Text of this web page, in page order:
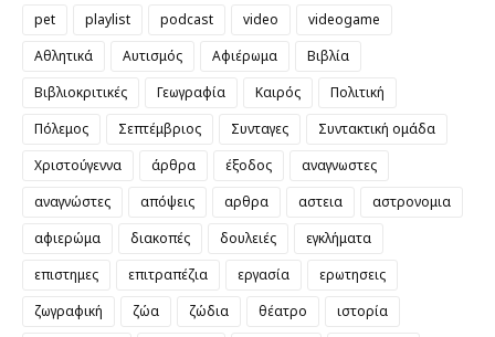
pet
playlist podcast video
videogame
Αθλητικά
Αυτισμός Αφιέρωμα
Βιβλία
Βιβλιοκριτικές
Γεωγραφία Καιρός
Πολιτική
Πόλεμος
Σεπτέμβριος Συνταγες
Συντακτική ομάδα
Χριστούγεννα
άρθρα έξοδος
αναγνωστες
αναγνώστες
απόψεις αρθρα αστεια
αστρονομια
αφιερώμα
διακοπές δουλειές
εγκλήματα
επιστημες
επιτραπέζια εργασία
ερωτησεις
ζωγραφική
ζώα ζώδια θέατρο
ιστορία